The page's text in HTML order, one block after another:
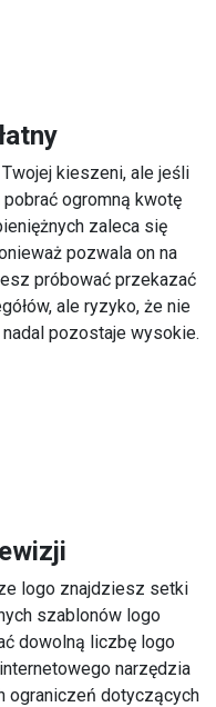
kieszeni, ale jeśli
ogromną kwotę
zaleca się
pozwala on na
próbować przekazać
ale ryzyko, że nie
pozostaje wysokie.
logo znajdziesz setki
szablonów logo
dowolną liczbę logo
narzędzia
ograniczeń dotyczących